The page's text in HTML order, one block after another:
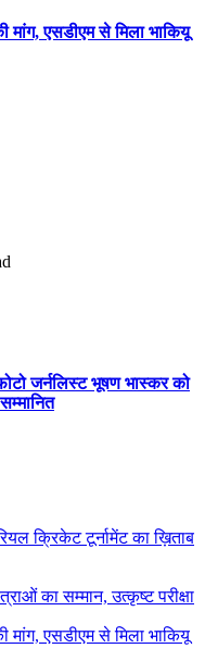
मांग, एसडीएम से मिला भाकियू
जर्नलिस्ट भूषण भास्कर को
क्रिकेट टूर्नामेंट का ख़िताब
का सम्मान, उत्कृष्ट परीक्षा
मांग, एसडीएम से मिला भाकियू